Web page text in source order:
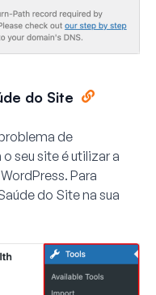
do Site
de
seu site é utilizar a
Para
do Sitena sua